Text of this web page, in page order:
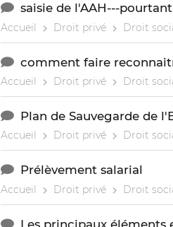
saisie de l'AAH---
Accueil Droit privé Droit
comment faire
Accueil Droit privé Droit
Plan de Sauvegarde de
Accueil Droit privé Droit
Prélèvement salarial
Accueil Droit privé Droit
Les principaux éléments